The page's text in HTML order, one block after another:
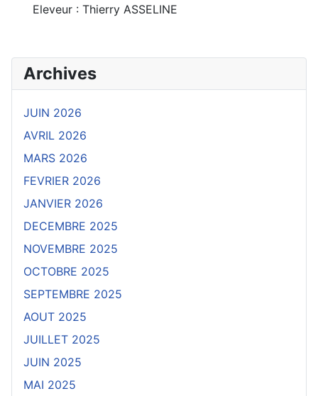
Eleveur : Thierry ASSELINE
Archives
JUIN 2026
AVRIL 2026
MARS 2026
FEVRIER 2026
JANVIER 2026
DECEMBRE 2025
NOVEMBRE 2025
OCTOBRE 2025
SEPTEMBRE 2025
AOUT 2025
JUILLET 2025
JUIN 2025
MAI 2025